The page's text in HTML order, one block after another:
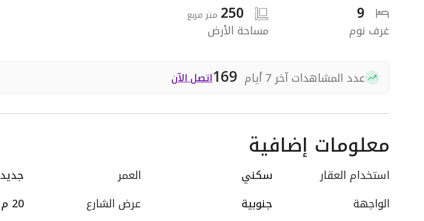
9
غرف نوم
250 متر مربع
مساحة الأرض
عدد المشاهدات آخر 7 أيام 169اتصل الآن
معلومات إضافية
استخدام العقار سكني العمر
جديد
الواجهة
جنوبية عرض الشارع
20 م